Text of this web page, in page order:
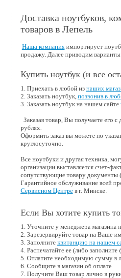
Доставка ноутбуков,
товаров в Лепель
Наша компанияимпортирует
продажу. Далее приводим варианты
Купить ноутбук (и все
1. Приехать в любой из наших
2. Заказать ноутбук, позвонив в
3. Заказать ноутбук на нашем сайте
Заказав товар, Вы получаете его
рублях.
Оформить заказ вы можете по
круглосуточно.
Все ноутбуки и другая техника,
организации выставляется счет-
сопутствующие товару документы
Гарантийное обслуживание всей
Сервисном Центрев г. Минске.
Если Вы хотите купить
1. Уточните у менеджера магазина
2. Зарезервируйте товар на Ваше
3. Заполните квитанцию на нашем
4. Распечатайте ее (либо
5. Оплатите необходимую сумму в
6. Сообщите в магазин об оплате
7. Получите Ваш товар лично в